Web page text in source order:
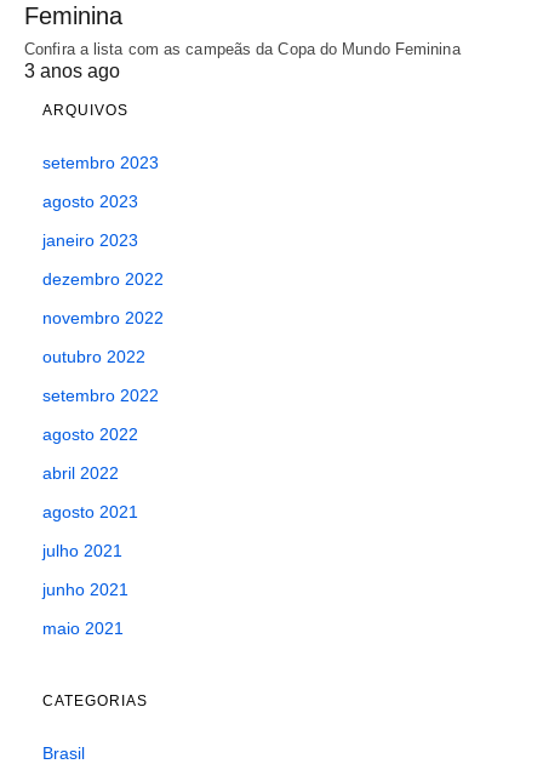
Feminina
Confira a lista com as campeãs da Copa do Mundo Feminina
3 anos ago
ARQUIVOS
setembro 2023
agosto 2023
janeiro 2023
dezembro 2022
novembro 2022
outubro 2022
setembro 2022
agosto 2022
abril 2022
agosto 2021
julho 2021
junho 2021
maio 2021
CATEGORIAS
Brasil